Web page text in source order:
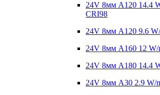
24V 8мм A120 14.4
CRI98
24V 8мм A120 9.6
24V 8мм A160 12 W/
24V 8мм A180 14.4
24V 8мм A30 2.9 W/